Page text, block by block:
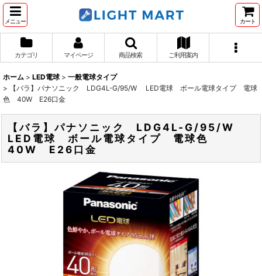
メニュー カート
カテゴリ マイページ 商品検索 ご利用案内
ホーム > LED電球 > 一般電球タイプ
>
【バラ】パナソニック LDG4L-G/95/W LED電球 ボール電球タイプ 電球
色 40W E26口金
【バラ】パナソニック LDG4L-G/95/W
LED電球 ボール電球タイプ 電球色
40W E26口金